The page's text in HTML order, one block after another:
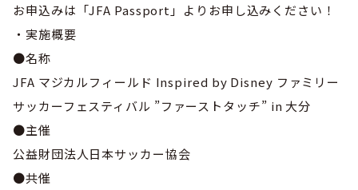
会議
講習会
学会活動
沿革・歴史
委員会概要
ごあいさつ
組織図
定款
規約
ガバナンスコード
大分市サッカー協会
別府市サッカー協会
中津市サッカー協会
速杵国東地区サッカー協会
豊肥地区サッカー協会
お申込みは「JFA Passport」よりお申し込みください！
・実施概要
●名称
JFA マジカルフィールド Inspired by Disney ファミリー
サッカーフェスティバル ”ファーストタッチ” in 大分
●主催
公益財団法人日本サッカー協会
●共催